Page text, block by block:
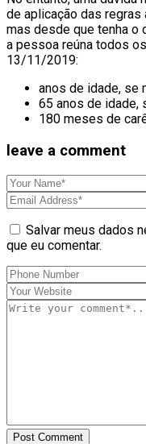
de aplicação das
mas desde que tenha o
a pessoa reúna todos
13/11/2019:
anos de idade, se
65 anos de idade,
180 meses de
leave a comment
Salvar meus dados
que eu comentar.
Post Comment